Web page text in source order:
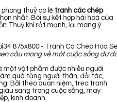
phong thuỷ có lẽ tranh các chép
nhất. Bởi sự kết hợp hài hoà của
Thuỷ khí rất mạnh, lại mang ý
cầu mong về một cuộc sống dư
một vật phẩm được nhiều người
quà tặng người thân, đối tác,
Bởi theo quan niệm, treo tranh
sang trong cuộc sống, may
kinh doanh.